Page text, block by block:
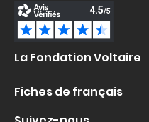
La Fondation Voltaire
Fiches de français